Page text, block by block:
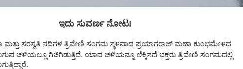
ಇದು ಸುವರ್ಣ ನೋಟ!
ಮತ್ತು ಸರಸ್ವತಿ ನದಿಗಳ ತ್ರಿವೇಣಿ ಸಂಗಮ ಸ್ಥಳವಾದ ಪ್ರಯಾಗರಾಜ್‌ ಮಹಾ ಕುಂಭಮೇಳದ
ಚಳಿಯಲ್ಲೂ ಗಿಜಿಗಿಡುತ್ತಿದೆ. ಯಾವ ಚಳಿಯನ್ನೂ ಲೆಕ್ಕಿಸದೆ ಭಕ್ತರು ತ್ರಿವೇಣಿ ಸಂಗಮದಲ್ಲಿ